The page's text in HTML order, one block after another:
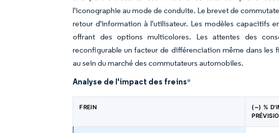
l'iconographie au mode de conduite. Le brevet de
retour d'information à l'utilisateur. Les modèles capacitifs
offrant des options multicolores. Les attentes des
reconfigurable un facteur de différenciation même dans les
au sein du marché des commutateurs automobiles.
Analyse de l'impact des freins*
FREIN
(~) %